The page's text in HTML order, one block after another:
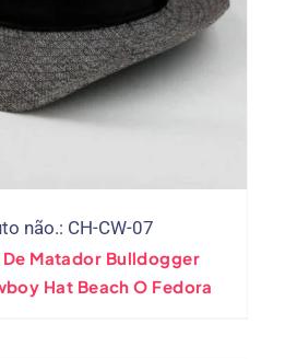
não.: CH-CW-07
Matador Bulldogger
Hat Beach O Fedora